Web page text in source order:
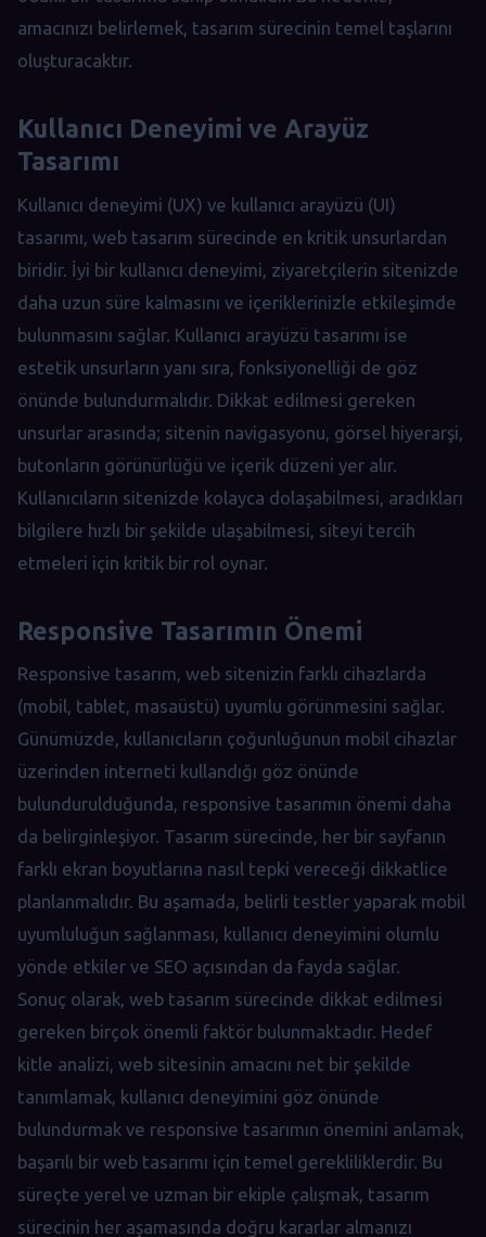
amacınızı belirlemek, tasarım sürecinin temel taşlarını
oluşturacaktır.
Kullanıcı Deneyimi ve Arayüz
Tasarımı
Kullanıcı deneyimi (UX) ve kullanıcı arayüzü (UI)
tasarımı, web tasarım sürecinde en kritik unsurlardan
biridir. İyi bir kullanıcı deneyimi, ziyaretçilerin sitenizde
daha uzun süre kalmasını ve içeriklerinizle etkileşimde
bulunmasını sağlar. Kullanıcı arayüzü tasarımı ise
estetik unsurların yanı sıra, fonksiyonelliği de göz
önünde bulundurmalıdır. Dikkat edilmesi gereken
unsurlar arasında; sitenin navigasyonu, görsel hiyerarşi,
butonların görünürlüğü ve içerik düzeni yer alır.
Kullanıcıların sitenizde kolayca dolaşabilmesi, aradıkları
bilgilere hızlı bir şekilde ulaşabilmesi, siteyi tercih
etmeleri için kritik bir rol oynar.
Responsive Tasarımın Önemi
Responsive tasarım, web sitenizin farklı cihazlarda
(mobil, tablet, masaüstü) uyumlu görünmesini sağlar.
Günümüzde, kullanıcıların çoğunluğunun mobil cihazlar
üzerinden interneti kullandığı göz önünde
bulundurulduğunda, responsive tasarımın önemi daha
da belirginleşiyor. Tasarım sürecinde, her bir sayfanın
farklı ekran boyutlarına nasıl tepki vereceği dikkatlice
planlanmalıdır. Bu aşamada, belirli testler yaparak mobil
uyumluluğun sağlanması, kullanıcı deneyimini olumlu
yönde etkiler ve SEO açısından da fayda sağlar.
Sonuç olarak, web tasarım sürecinde dikkat edilmesi
gereken birçok önemli faktör bulunmaktadır. Hedef
kitle analizi, web sitesinin amacını net bir şekilde
tanımlamak, kullanıcı deneyimini göz önünde
bulundurmak ve responsive tasarımın önemini anlamak,
başarılı bir web tasarımı için temel gerekliliklerdir. Bu
süreçte yerel ve uzman bir ekiple çalışmak, tasarım
sürecinin her aşamasında doğru kararlar almanızı